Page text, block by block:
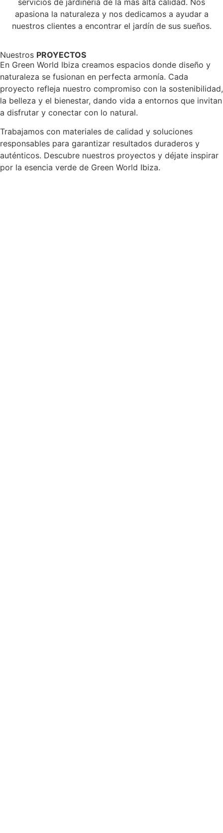
apasiona la naturaleza y nos dedicamos a ayudar a
nuestros clientes a encontrar el jardín de sus sueños.
Nuestros PROYECTOS
En Green World Ibiza creamos espacios donde diseño y
naturaleza se fusionan en perfecta armonía. Cada
proyecto refleja nuestro compromiso con la sostenibilidad,
la belleza y el bienestar, dando vida a entornos que invitan
a disfrutar y conectar con lo natural.
Trabajamos con materiales de calidad y soluciones
responsables para garantizar resultados duraderos y
auténticos. Descubre nuestros proyectos y déjate inspirar
por la esencia verde de Green World Ibiza.